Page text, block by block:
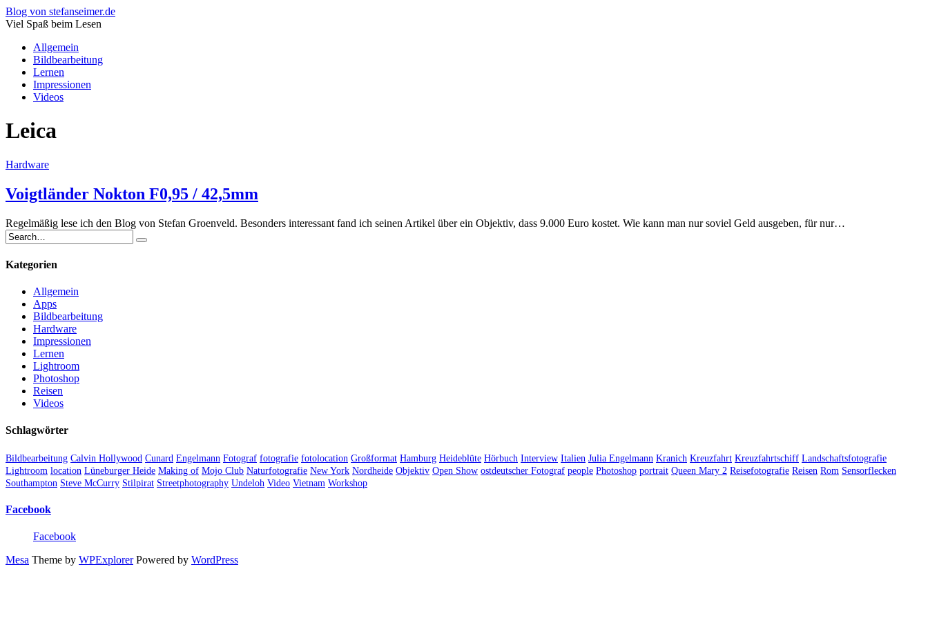
Blog von stefanseimer.de
Viel Spaß beim Lesen
Allgemein
Bildbearbeitung
Lernen
Impressionen
Videos
Leica
Hardware
Voigtländer Nokton F0,95 / 42,5mm
Regelmäßig lese ich den Blog von Stefan Groenveld. Besonders interessant fand ich seinen Artikel über ein Objektiv, dass 9.000 Euro kostet. Wie kann man nur soviel Geld ausgeben, für nur…
Kategorien
Allgemein
Apps
Bildbearbeitung
Hardware
Impressionen
Lernen
Lightroom
Photoshop
Reisen
Videos
Schlagwörter
Bildbearbeitung Calvin Hollywood Cunard Engelmann Fotograf fotografie fotolocation Großformat Hamburg Heideblüte Hörbuch Interview Italien Julia Engelmann Kranich Kreuzfahrt Kreuzfahrtschiff Landschaftsfotografie
Lightroom location Lüneburger Heide Making of Mojo Club Naturfotografie New York Nordheide Objektiv Open Show ostdeutscher Fotograf people Photoshop portrait Queen Mary 2 Reisefotografie Reisen Rom Sensorflecken
Southampton Steve McCurry Stilpirat Streetphotography Undeloh Video Vietnam Workshop
Facebook
Facebook
Mesa Theme by WPExplorerPowered by WordPress